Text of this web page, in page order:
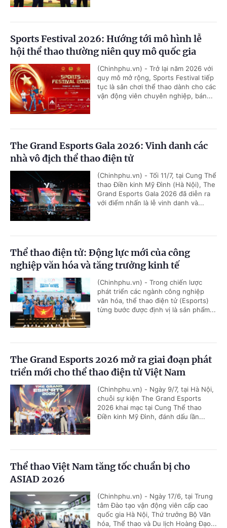
Sports Festival 2026: Hướng tới mô hình lễ
hội thể thao thường niên quy mô quốc gia
(Chinhphu.vn) - Trở lại năm 2026 với
quy mô mở rộng, Sports Festival tiếp
tục là sân chơi thể thao dành cho các
vận động viên chuyên nghiệp, bán...
The Grand Esports Gala 2026: Vinh danh các
nhà vô địch thể thao điện tử
(Chinhphu.vn) - Tối 11/7, tại Cung Thể
thao Điền kinh Mỹ Đình (Hà Nội), The
Grand Esports Gala 2026 đã diễn ra
với điểm nhấn là lễ vinh danh và...
Thể thao điện tử: Động lực mới của công
nghiệp văn hóa và tăng trưởng kinh tế
(Chinhphu.vn) - Trong chiến lược
phát triển các ngành công nghiệp
văn hóa, thể thao điện tử (Esports)
từng bước được định vị là sản phẩm...
The Grand Esports 2026 mở ra giai đoạn phát
triển mới cho thể thao điện tử Việt Nam
(Chinhphu.vn) - Ngày 9/7, tại Hà Nội,
chuỗi sự kiện The Grand Esports
2026 khai mạc tại Cung Thể thao
Điền kinh Mỹ Đình, đánh dấu lần...
Thể thao Việt Nam tăng tốc chuẩn bị cho
ASIAD 2026
(Chinhphu.vn) - Ngày 17/6, tại Trung
tâm Đào tạo vận động viên cấp cao
quốc gia Hà Nội, Thứ trưởng Bộ Văn
hóa, Thể thao và Du lịch Hoàng Đạo...